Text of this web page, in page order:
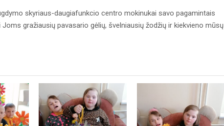
skyriaus-daugiafunkcio centro mokinukai savo pagamintais
gražiausių pavasario gėlių, švelniausių žodžių ir kiekvieno mūsų